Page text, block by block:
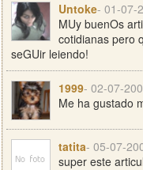
Untoke- 01-07-
MUy buenOs
cotidianas pero
seGUir leiendo!
1999- 02-07-
Me ha gustado
tatita- 05-07-
super este